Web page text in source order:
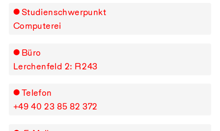
Studienschwerpunkt
Computerei
Büro
Lerchenfeld 2: R⁠ ⁠243
Telefon
+49⁠ ⁠40⁠ ⁠23⁠ ⁠85⁠ ⁠82⁠ ⁠372